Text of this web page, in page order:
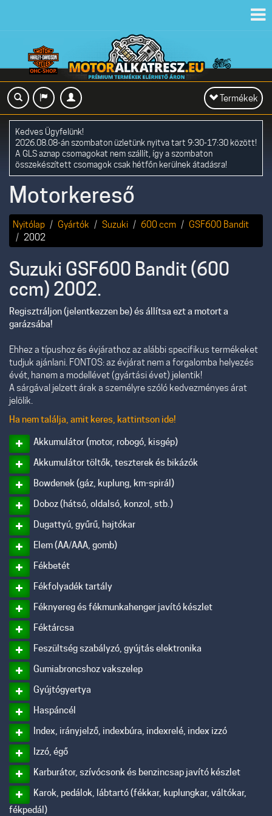
Toggle
navigation
Termékek
Kedves Ügyfelünk!
2026.08.08-án szombaton üzletünk nyitva tart 9:30-17:30 között!
A GLS aznap csomagokat nem szállít, így a szombaton
összekészített csomagok csak hétfőn kerülnek átadásra!
Motorkereső
Nyitólap Gyártók Suzuki 600 ccm
GSF600 Bandit
2002
Suzuki GSF600 Bandit (600
ccm) 2002.
Regisztráljon (jelentkezzen be) és állítsa ezt a motort a
garázsába!
Ehhez a típushoz és évjárathoz az alábbi specifikus termékeket
tudjuk ajánlani. FONTOS: az évjárat nem a forgalomba helyezés
évét, hanem a modellévet (gyártási évet) jelentik!
A sárgával jelzett árak a személyre szóló kedvezményes árat
jelölik.
Ha nem találja, amit keres, kattintson ide!
Akkumulátor (motor, robogó, kisgép)
Akkumulátor töltők, teszterek és bikázók
Bowdenek (gáz, kuplung, km-spirál)
Doboz (hátsó, oldalsó, konzol, stb.)
Dugattyú, gyűrű, hajtókar
Elem (AA/AAA, gomb)
Fékbetét
Fékfolyadék tartály
Féknyereg és fékmunkahenger javító készlet
Féktárcsa
Feszültség szabályzó, gyújtás elektronika
Gumiabroncshoz vakszelep
Gyújtógyertya
Haspáncél
Index, irányjelző, indexbúra, indexrelé, index izzó
Izzó, égő
Karburátor, szívócsonk és benzincsap javító készlet
Karok, pedálok, lábtartó (fékkar, kuplungkar, váltókar,
fékpedál)